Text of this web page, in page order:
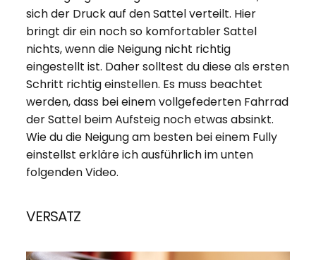
sich der Druck auf den Sattel verteilt. Hier
bringt dir ein noch so komfortabler Sattel
nichts, wenn die Neigung nicht richtig
eingestellt ist. Daher solltest du diese als ersten
Schritt richtig einstellen. Es muss beachtet
werden, dass bei einem vollgefederten Fahrrad
der Sattel beim Aufsteig noch etwas absinkt.
Wie du die Neigung am besten bei einem Fully
einstellst erkläre ich ausführlich im unten
folgenden Video.
VERSATZ